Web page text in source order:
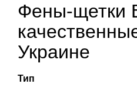
Фены-щетки
Украине
Тип